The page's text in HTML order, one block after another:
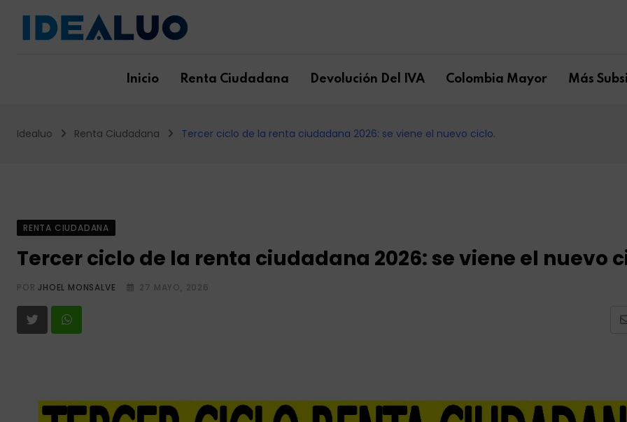
content
Inicio Renta Ciudadana Devolución Del IVA Colombia Mayor Más
Idealuo Renta Ciudadana Tercer ciclo de la renta ciudadana 2026: se viene el nuevo ciclo.
RENTA CIUDADANA
Tercer ciclo de la renta ciudadana 2026: se viene el nuevo
PORJHOEL MONSALVE 27 MAYO, 2026